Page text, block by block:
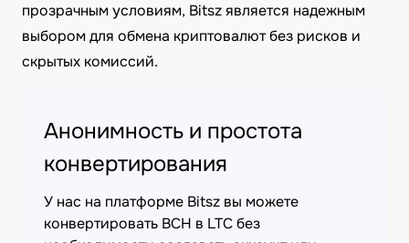
прозрачным условиям, Bitsz является надежным
выбором для обмена криптовалют без рисков и
скрытых комиссий.
Анонимность и простота
конвертирования
У нас на платформе Bitsz вы можете
конвертировать BCH в LTC без